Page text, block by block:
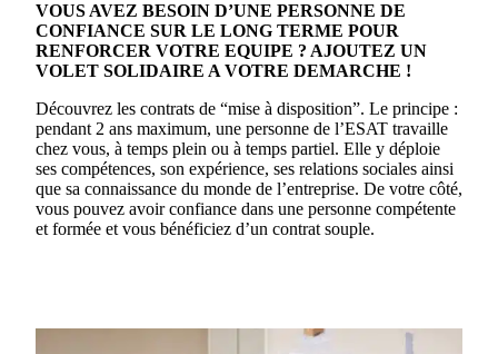
VOUS AVEZ BESOIN D’UNE PERSONNE DE
CONFIANCE SUR LE LONG TERME POUR
RENFORCER VOTRE EQUIPE ? AJOUTEZ UN
VOLET SOLIDAIRE A VOTRE DEMARCHE !
Découvrez les contrats de “mise à disposition”. Le principe :
pendant 2 ans maximum, une personne de l’ESAT travaille
chez vous, à temps plein ou à temps partiel. Elle y déploie
ses compétences, son expérience, ses relations sociales ainsi
que sa connaissance du monde de l’entreprise. De votre côté,
vous pouvez avoir confiance dans une personne compétente
et formée et vous bénéficiez d’un contrat souple.